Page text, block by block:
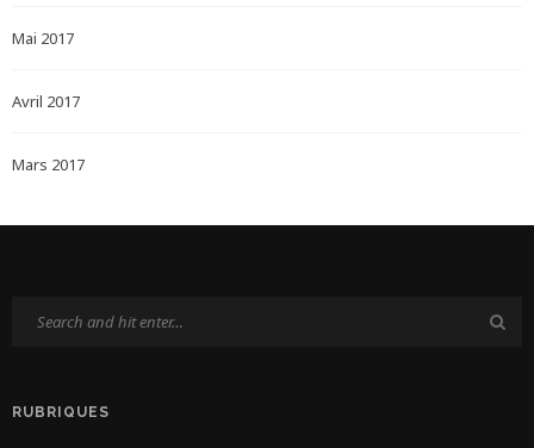
Mai 2017
Avril 2017
Mars 2017
RUBRIQUES